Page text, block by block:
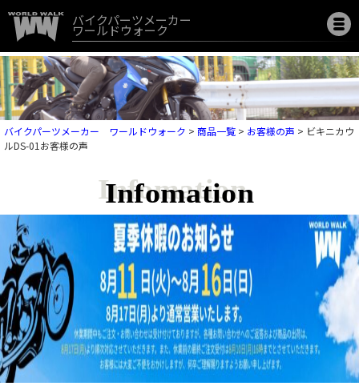
バイクパーツメーカー
ワールドウォーク
バイクパーツメーカー ワールドウォーク > 商品一覧 > お客様の声 > ビキニカウ
ルDS-01お客様の声
Infomation